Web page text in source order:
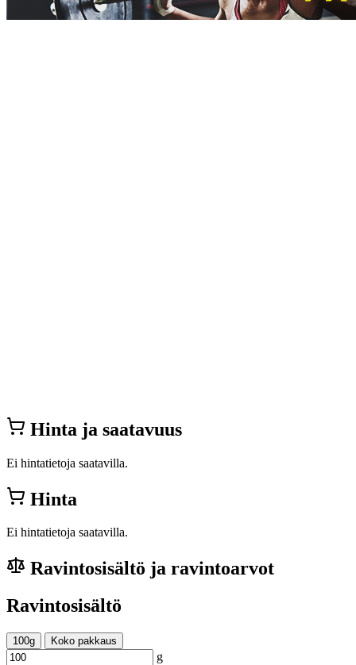
Hinta ja saatavuus
Ei hintatietoja saatavilla.
Hinta
Ei hintatietoja saatavilla.
Ravintosisältö ja ravintoarvot
Ravintosisältö
100g Koko pakkaus
g